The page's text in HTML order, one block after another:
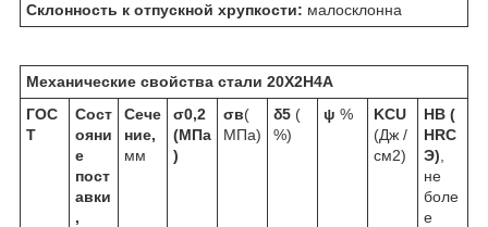
Склонность к отпускной хрупкости: малосклонна
Механические свойства стали 20Х2Н4А
ГОС
Т
Сост
ояни
е
пост
авки
,
Сече
ние,
мм
σ0,2
(МПа
)
σв(
МПа)
δ5 (
%)
ψ %
KCU
(Дж /
см2)
НВ (
HRC
Э)
не
боле
е